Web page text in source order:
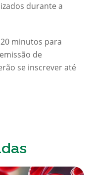
durante a
minutos para
de
se inscrever até